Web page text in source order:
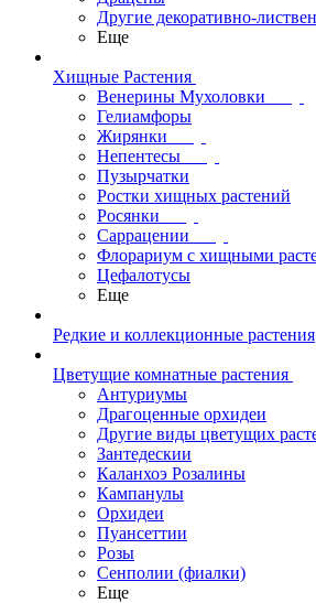
Другие декоративно-
Еще
Хищные Растения
Венерины Мухоловки
Гелиамфоры
Жирянки
Непентесы
Пузырчатки
Ростки хищных растений
Росянки
Саррацении
Флорариум с хищными
Цефалотусы
Еще
Редкие и коллекционные растения
Цветущие комнатные растения
Антуриумы
Драгоценные орхидеи
Другие виды цветущих
Зантедескии
Каланхоэ Розалины
Кампанулы
Орхидеи
Пуансеттии
Розы
Сенполии (фиалки)
Еще